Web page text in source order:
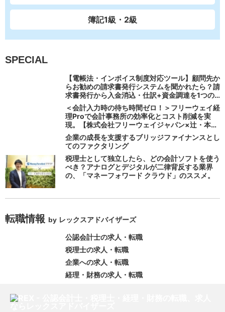
簿記1級・2級
SPECIAL
【電帳法・インボイス制度対応ツール】顧問先か
らお勧めの請求書発行システムを聞かれたら？請
求書発行から入金消込・仕訳+資金調達を1つの
システムで完結する 「請求QUICK」の魅力に迫
る
＜会計入力時の待ち時間ゼロ！＞フリーウェイ経
理Proで会計事務所の効率化とコスト削減を実
現。【株式会社フリーウェイジャパン×辻・本郷
税理士法人（経理宅配便事業部）】
企業の成長を支援するブリッジファイナンスとし
てのファクタリング
税理士として独立したら、どの会計ソフトを使う
べき？アナログとデジタルが二律背反する業界
の、「マネーフォワード クラウド」のススメ。
転職情報 by レックスアドバイザーズ
公認会計士の求人・転職
税理士の求人・転職
企業への求人・転職
経理・財務の求人・転職